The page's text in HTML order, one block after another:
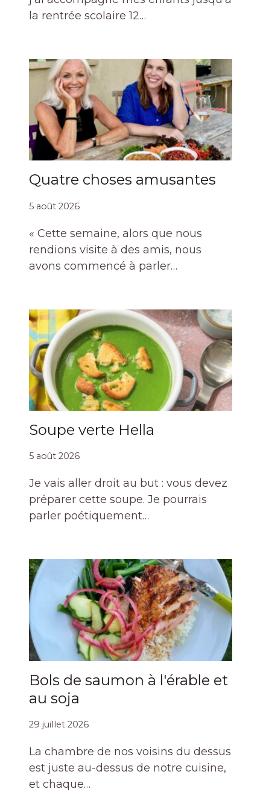
la rentrée scolaire 12…
Quatre choses amusantes
5 août 2026
« Cette semaine, alors que nous
rendions visite à des amis, nous
avons commencé à parler…
Soupe verte Hella
5 août 2026
Je vais aller droit au but : vous devez
préparer cette soupe. Je pourrais
parler poétiquement…
Bols de saumon à l'érable et
au soja
29 juillet 2026
La chambre de nos voisins du dessus
est juste au-dessus de notre cuisine,
et chaque…